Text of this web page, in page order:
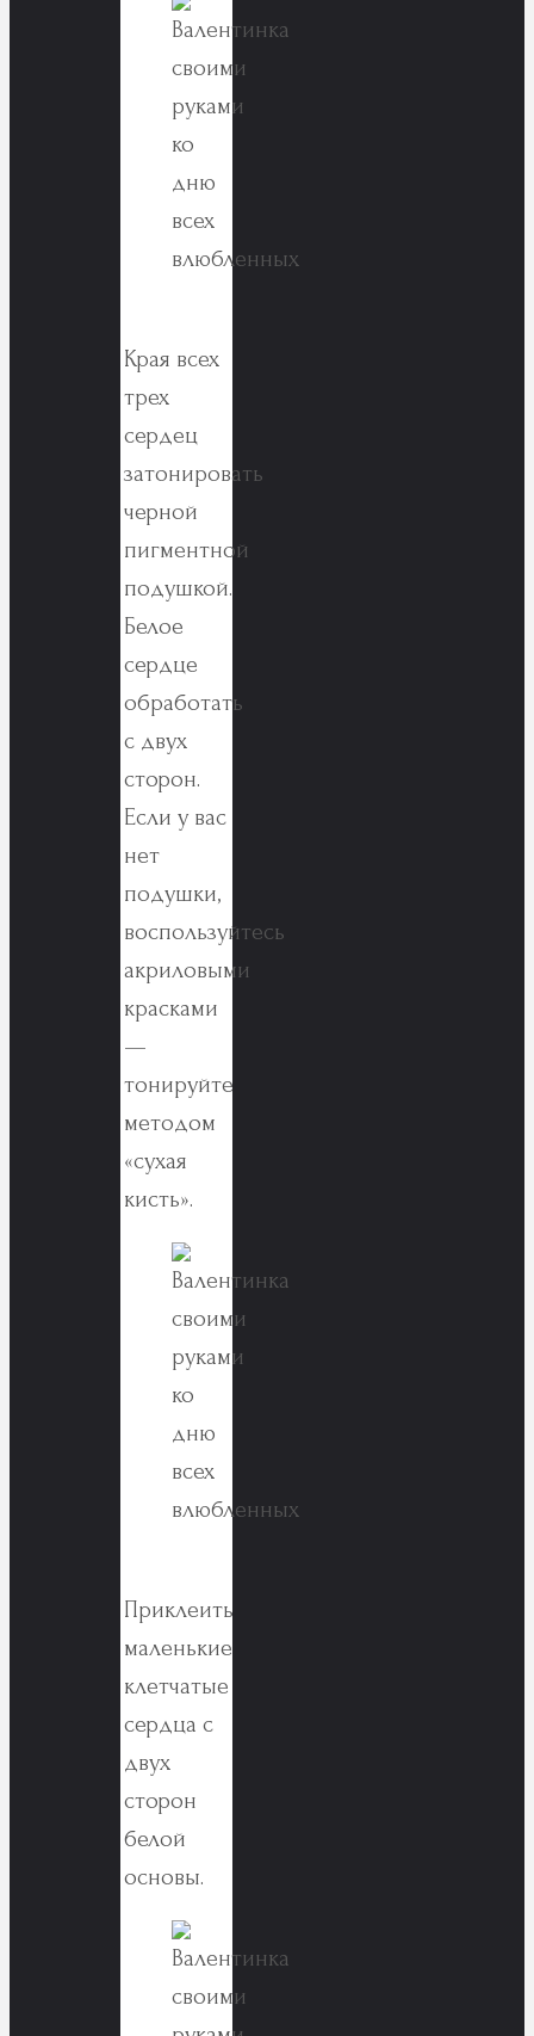
Края всех
трех
сердец
затонировать
черной
пигментной
подушкой.
Белое
сердце
обработать
с двух
сторон.
Если у вас
нет
подушки,
воспользуйтесь
акриловыми
красками
—
тонируйте
методом
«сухая
кисть».
Приклеить
маленькие
клетчатые
сердца с
двух
сторон
белой
основы.